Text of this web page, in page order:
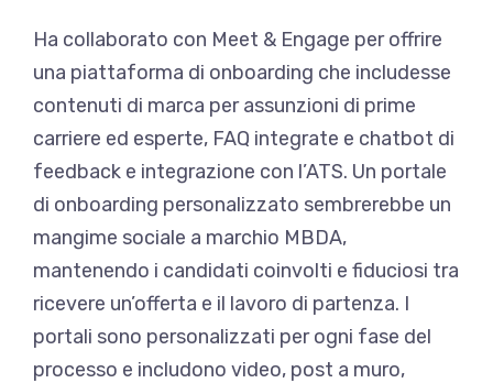
Ha collaborato con Meet & Engage per offrire
una piattaforma di onboarding che includesse
contenuti di marca per assunzioni di prime
carriere ed esperte, FAQ integrate e chatbot di
feedback e integrazione con l’ATS. Un portale
di onboarding personalizzato sembrerebbe un
mangime sociale a marchio MBDA,
mantenendo i candidati coinvolti e fiduciosi tra
ricevere un’offerta e il lavoro di partenza. I
portali sono personalizzati per ogni fase del
processo e includono video, post a muro,